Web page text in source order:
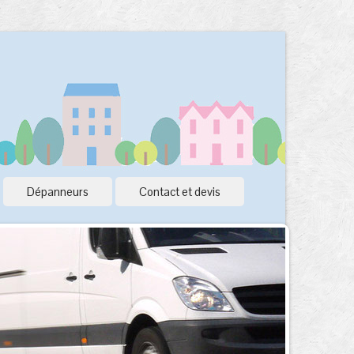
Dépanneurs Contact et devis